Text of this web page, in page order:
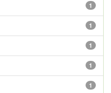
1
1
1
1
1